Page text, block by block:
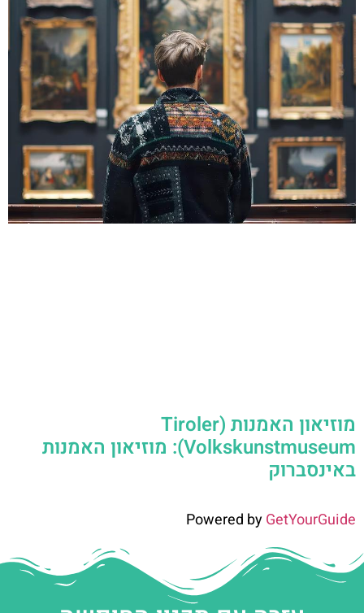
מוזיאון האמנות (Tiroler
Volkskunstmuseum): מוזיאון האמנות
באינסברוק
Powered byGetYourGuide